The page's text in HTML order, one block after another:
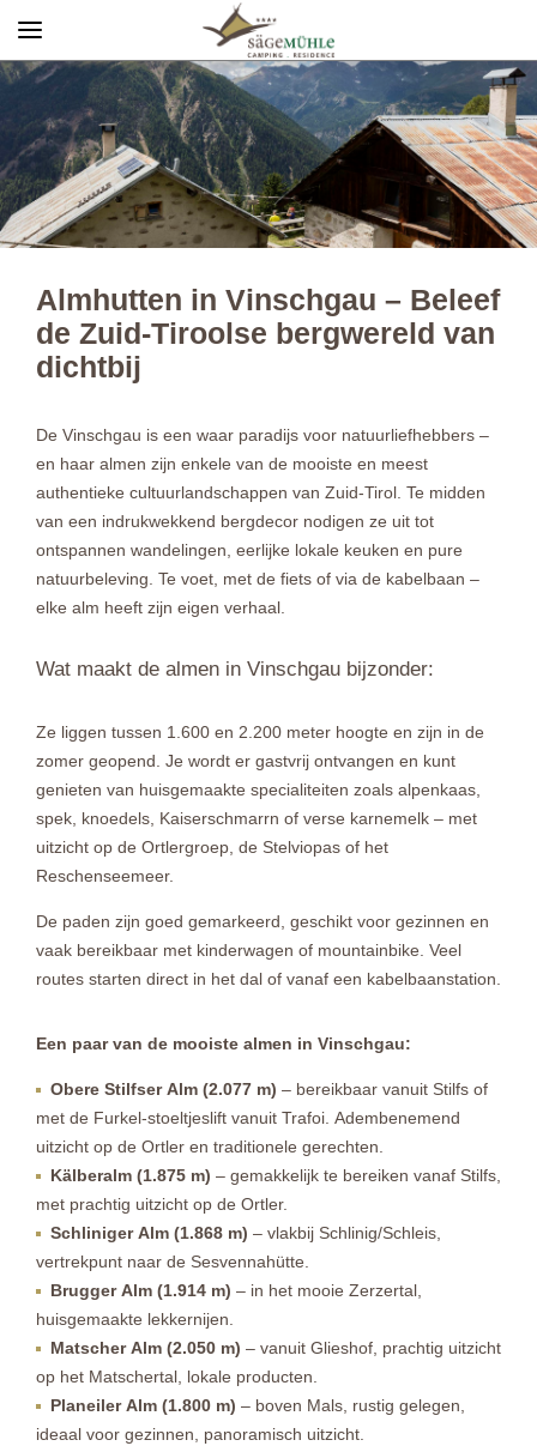
Menü
Almhutten in Vinschgau – Beleef
de Zuid-Tiroolse bergwereld van
dichtbij
De Vinschgau is een waar paradijs voor natuurliefhebbers –
en haar almen zijn enkele van de mooiste en meest
authentieke cultuurlandschappen van Zuid-Tirol. Te midden
van een indrukwekkend bergdecor nodigen ze uit tot
ontspannen wandelingen, eerlijke lokale keuken en pure
natuurbeleving. Te voet, met de fiets of via de kabelbaan –
elke alm heeft zijn eigen verhaal.
Wat maakt de almen in Vinschgau bijzonder:
Ze liggen tussen 1.600 en 2.200 meter hoogte en zijn in de
zomer geopend. Je wordt er gastvrij ontvangen en kunt
genieten van huisgemaakte specialiteiten zoals alpenkaas,
spek, knoedels, Kaiserschmarrn of verse karnemelk – met
uitzicht op de Ortlergroep, de Stelviopas of het
Reschenseemeer.
De paden zijn goed gemarkeerd, geschikt voor gezinnen en
vaak bereikbaar met kinderwagen of mountainbike. Veel
routes starten direct in het dal of vanaf een kabelbaanstation.
Een paar van de mooiste almen in Vinschgau:
Obere Stilfser Alm (2.077 m) – bereikbaar vanuit Stilfs of
met de Furkel-stoeltjeslift vanuit Trafoi. Adembenemend
uitzicht op de Ortler en traditionele gerechten.
Kälberalm (1.875 m) – gemakkelijk te bereiken vanaf Stilfs,
met prachtig uitzicht op de Ortler.
Schliniger Alm (1.868 m) – vlakbij Schlinig/Schleis,
vertrekpunt naar de Sesvennahütte.
Brugger Alm (1.914 m) – in het mooie Zerzertal,
huisgemaakte lekkernijen.
Matscher Alm (2.050 m) – vanuit Glieshof, prachtig uitzicht
op het Matschertal, lokale producten.
Planeiler Alm (1.800 m) – boven Mals, rustig gelegen,
ideaal voor gezinnen, panoramisch uitzicht.